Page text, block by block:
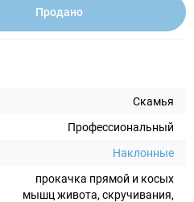
Продано
Скамья
Профессиональный
Наклонные
прокачка прямой и косых
мышц живота, скручивания,